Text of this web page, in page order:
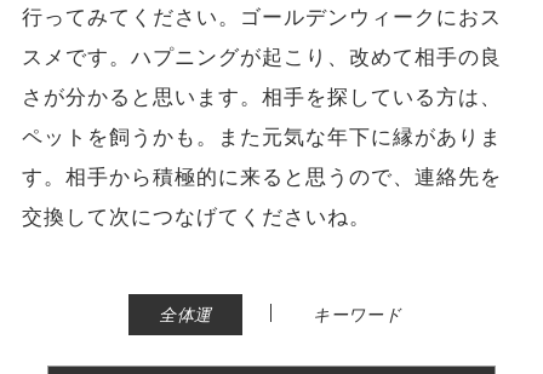
行ってみてください。ゴールデンウィークにおス
スメです。ハプニングが起こり、改めて相手の良
さが分かると思います。相手を探している方は、
ペットを飼うかも。また元気な年下に縁がありま
す。相手から積極的に来ると思うので、連絡先を
交換して次につなげてくださいね。
全体運 | キーワード